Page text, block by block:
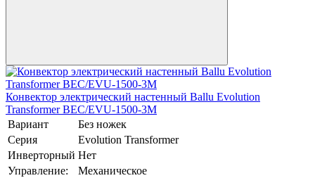
Конвектор электрический настенный Ballu Evolution
Transformer BEC/EVU-1500-3M
Вариант
Без ножек
Серия
Evolution Transformer
Инверторный Нет
Управление:
Механическое